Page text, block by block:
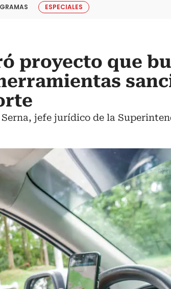
ESPECIALES
proyecto que
jefe jurídico de la